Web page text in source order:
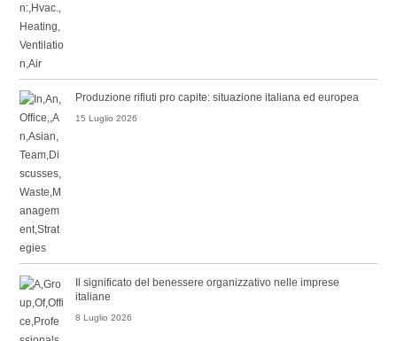
Produzione rifiuti pro capite: situazione italiana ed europea
15 Luglio 2026
Il significato del benessere organizzativo nelle imprese
italiane
8 Luglio 2026